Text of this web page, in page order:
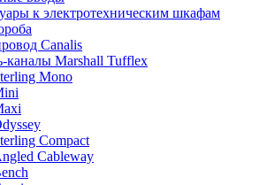
к электротехническим шкафам
Canalis
каналы Marshall Tufflex
Mono
Compact
Cableway